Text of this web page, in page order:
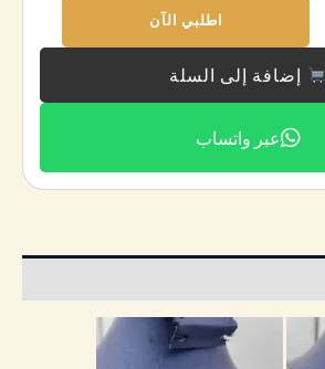
اطلبي الآن
إضافة إلى السلة
عبر واتساب